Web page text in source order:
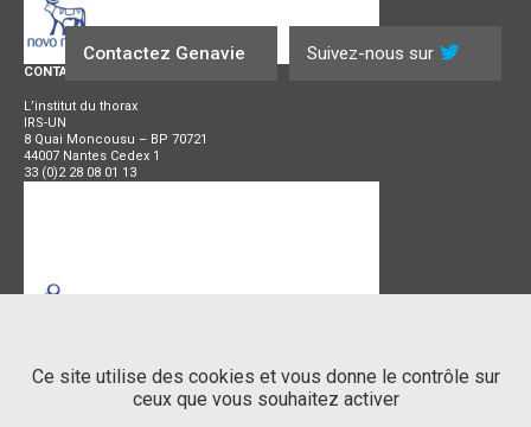
CONTACT
L’institut du thorax
IRS-UN
8 Quai Moncousu – BP 70721
44007 Nantes Cedex 1
33 (0)2 28 08 01 13
SIEGE SOCIAL
Centre Hospitalier
Contactez Genavie Suivez-nous sur
Ce site utilise des cookies et vous donne le contrôle sur
ceux que vous souhaitez activer